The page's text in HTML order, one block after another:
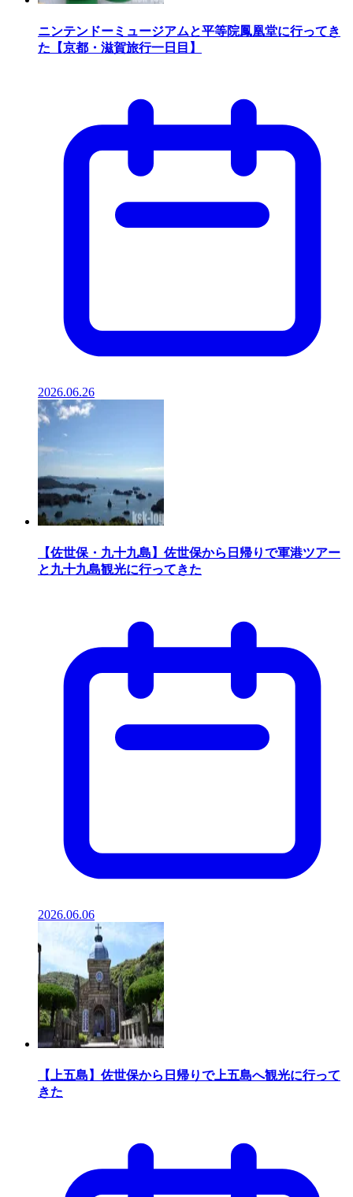
ニンテンドーミュージアムと平等院鳳凰堂に行ってき
た【京都・滋賀旅行一日目】
2026.06.26
【佐世保・九十九島】佐世保から日帰りで軍港ツアー
と九十九島観光に行ってきた
2026.06.06
【上五島】佐世保から日帰りで上五島へ観光に行って
きた